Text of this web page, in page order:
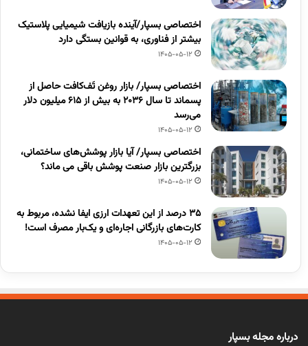
اختصاصی بسپار/آینده بازیافت شیمیایی پلاستیک
بیشتر از فناوری، به قوانین بستگی دارد
1405-05-12
اختصاصی بسپار/ بازار روغن تَف‌کافت حاصل از
پسماند تا سال ۲۰۳۶ به بیش از ۶۱۵ میلیون دلار
می‌رسد
1405-05-12
اختصاصی بسپار/ آیا بازار پوشش‌های ساختمانی،
بزرگترین بازار صنعت پوشش باقی می ماند؟
1405-05-12
۳۵ درصد از این تعهدات ارزی ایفا نشده، مربوط به
کارت‌های بازرگانی اجاره‌ای و یک‌بار مصرف است!
1405-05-12
درباره مجله بسپار